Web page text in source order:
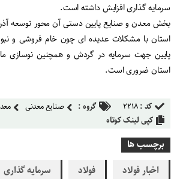
سرمایه گذاری افزایش داشته است.
بخش معدن و صنایع پایین دستی آن محور توسعه
استان با مشکلات عدیده ای چون خام فروشی و
پایین جهت سرمایه در گردش و همچنین نوسازی
استان ضروری است.
کد :۲۲۱۸ گروه : صنایع معدنی
کپی لینک کوتاه
برچسب ها
اخبار فولاد
فولاد سرمایه گذاری